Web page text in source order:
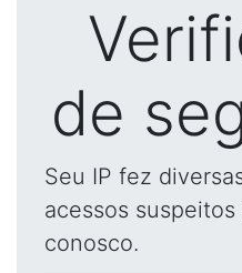
de
Seu IP fez
acessos
conosco.